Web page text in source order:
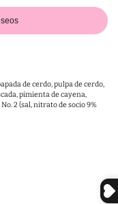
de cerdo, pulpa de cerdo,
pimienta de cayena,
2 (sal, nitrato de socio 9%